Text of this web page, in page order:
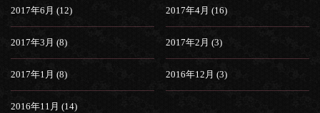
2017年6月 (12) 2017年4月 (16)
2017年3月 (8) 2017年2月 (3)
2017年1月 (8) 2016年12月 (3)
2016年11月 (14)